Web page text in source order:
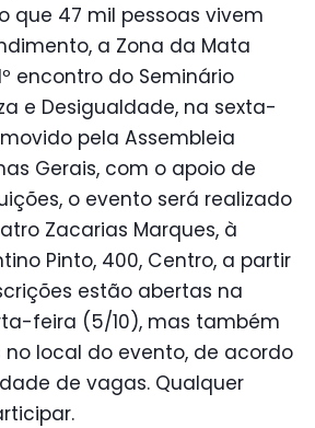
que 47 mil pessoas vivem
a Zona da Mata
encontro do Seminário
e Desigualdade, na sexta-
pela Assembleia
Gerais, com o apoio de
o evento será realizado
Zacarias Marques, à
Pinto, 400, Centro, a partir
estão abertas na
feira (5/10), mas também
local do evento, de acordo
de vagas. Qualquer